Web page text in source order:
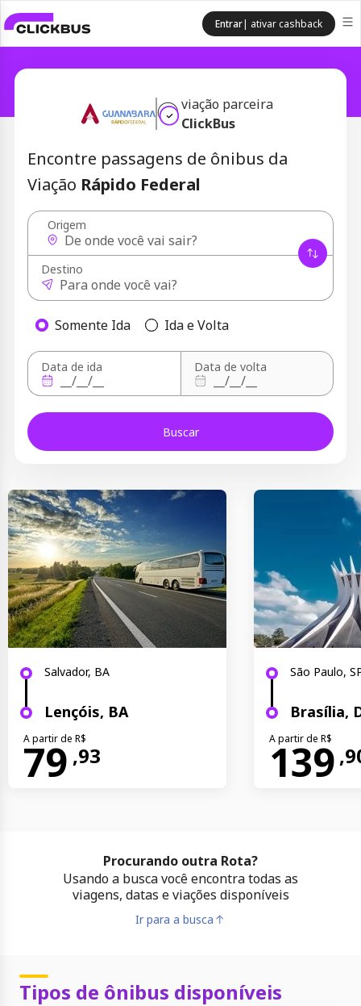
Entrar| ativar cashback
viação parceira
ClickBus
Encontre passagens de ônibus da
Viação Rápido Federal
Somente Ida Ida e Volta
Origem
Destino
Data de ida Data de volta
Buscar
Salvador, BA
Lençóis, BA
A partir de R$
79 ,93
São Paulo,
Brasília,
A partir de R$
139 ,
Procurando outra Rota?
Usando a busca você encontra todas as
viagens, datas e viações disponíveis
Ir para a busca
Tipos de ônibus disponíveis